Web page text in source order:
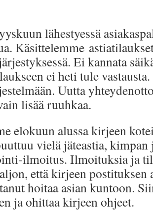
lähestyessä
Käsittelemme
Ei kannata
ei heti tule
Uutta
lisää ruuhkaa.
elokuun alussa kirjeen
vielä jäteastia, kimpan
ilmoitus. Ilmoituksia ja
että kirjeen postituksen
hoitaa asian kuntoon.
ja ohittaa kirjeen ohjeet.